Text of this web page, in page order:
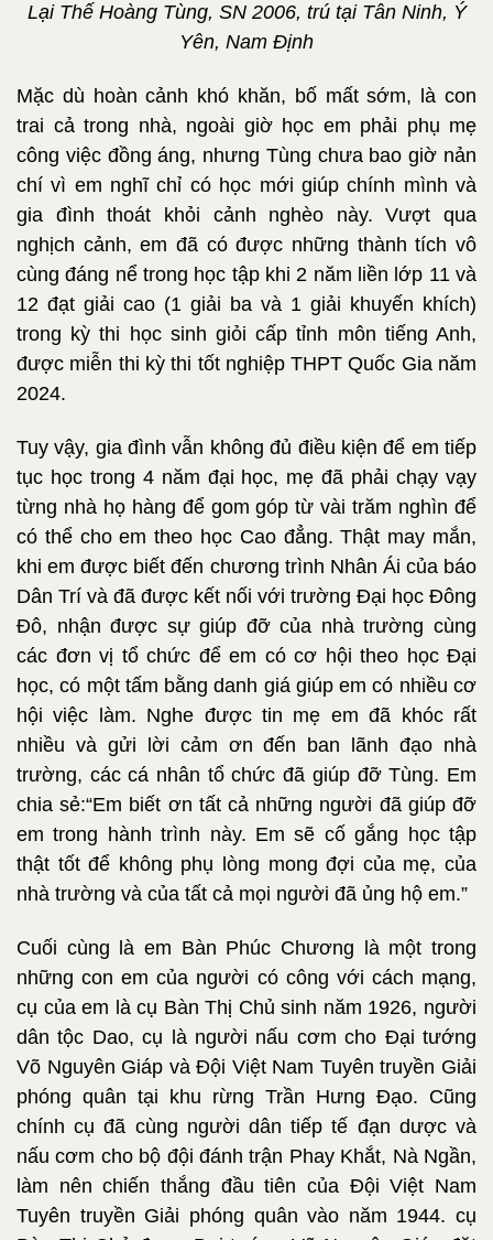
Lại Thế Hoàng Tùng, SN 2006, trú tại Tân Ninh, Ý
Yên, Nam Định
Mặc dù hoàn cảnh khó khăn, bố mất sớm, là con
trai cả trong nhà, ngoài giờ học em phải phụ mẹ
công việc đồng áng, nhưng Tùng chưa bao giờ nản
chí vì em nghĩ chỉ có học mới giúp chính mình và
gia đình thoát khỏi cảnh nghèo này. Vượt qua
nghịch cảnh, em đã có được những thành tích vô
cùng đáng nể trong học tập khi 2 năm liền lớp 11 và
12 đạt giải cao (1 giải ba và 1 giải khuyến khích)
trong kỳ thi học sinh giỏi cấp tỉnh môn tiếng Anh,
được miễn thi kỳ thi tốt nghiệp THPT Quốc Gia năm
2024.
Tuy vậy, gia đình vẫn không đủ điều kiện để em tiếp
tục học trong 4 năm đại học, mẹ đã phải chạy vạy
từng nhà họ hàng để gom góp từ vài trăm nghìn để
có thể cho em theo học Cao đẳng. Thật may mắn,
khi em được biết đến chương trình Nhân Ái của báo
Dân Trí và đã được kết nối với trường Đại học Đông
Đô, nhận được sự giúp đỡ của nhà trường cùng
các đơn vị tổ chức để em có cơ hội theo học Đại
học, có một tấm bằng danh giá giúp em có nhiều cơ
hội việc làm. Nghe được tin mẹ em đã khóc rất
nhiều và gửi lời cảm ơn đến ban lãnh đạo nhà
trường, các cá nhân tổ chức đã giúp đỡ Tùng. Em
chia sẻ:“Em biết ơn tất cả những người đã giúp đỡ
em trong hành trình này. Em sẽ cố gắng học tập
thật tốt để không phụ lòng mong đợi của mẹ, của
nhà trường và của tất cả mọi người đã ủng hộ em.”
Cuối cùng là em Bàn Phúc Chương là một trong
những con em của người có công với cách mạng,
cụ của em là cụ Bàn Thị Chủ sinh năm 1926, người
dân tộc Dao, cụ là người nấu cơm cho Đại tướng
Võ Nguyên Giáp và Đội Việt Nam Tuyên truyền Giải
phóng quân tại khu rừng Trần Hưng Đạo. Cũng
chính cụ đã cùng người dân tiếp tế đạn dược và
nấu cơm cho bộ đội đánh trận Phay Khắt, Nà Ngần,
làm nên chiến thắng đầu tiên của Đội Việt Nam
Tuyên truyền Giải phóng quân vào năm 1944. cụ